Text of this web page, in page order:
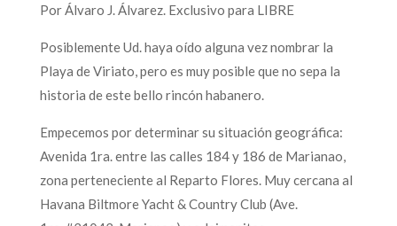
Por Álvaro J. Álvarez. Exclusivo para LIBRE
Posiblemente Ud. haya oído alguna vez nombrar la
Playa de Viriato, pero es muy posible que no sepa la
historia de este bello rincón habanero.
Empecemos por determinar su situación geográfica:
Avenida 1ra. entre las calles 184 y 186 de Marianao,
zona perteneciente al Reparto Flores. Muy cercana al
Havana Biltmore Yacht & Country Club (Ave.